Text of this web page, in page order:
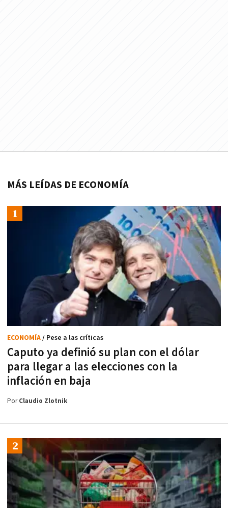
MÁS LEÍDAS DE ECONOMÍA
Caputo ya definió su plan con el dólar
para llegar a las elecciones con la
inflación en baja
ECONOMÍA/ Pese a las críticas
PorClaudio Zlotnik